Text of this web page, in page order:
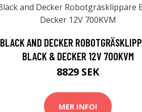
BLACK AND DECKER
BLACK & DECKER 12V 700KVM
8829 SEK
MER INFO!